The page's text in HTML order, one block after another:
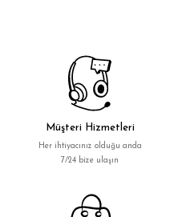
Müşteri Hizmetleri
Her ihtiyacınız olduğu anda
7/24 bize ulaşın